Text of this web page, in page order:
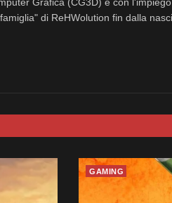
di ReHWolution fin dalla
GAMING